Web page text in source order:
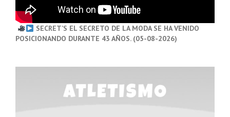
SECRET’S EL SECRETO DE LA MODA SE HA VENIDO
POSICIONANDO DURANTE 43 AÑOS. (05-08-2026)